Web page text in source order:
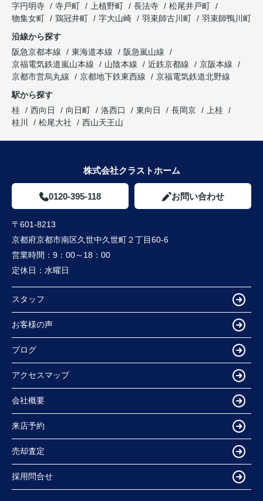
字円明寺
寺戸町 上植野町 長法寺
松尾井戸町
物集女町
鶏冠井町 字大山崎 羽束師古川町
羽束師鴨川町
沿線から探す
阪急京都本線
東海道本線
阪急嵐山線
京福電気鉄道嵐山本線
山陰本線 近鉄京都線
京阪本線
京都市営烏丸線
京都地下鉄東西線
京福電気鉄道北野線
駅から探す
桂
西向日 向日町 洛西口 東向日 長岡京
上桂
桂川
松尾大社 西山天王山
株式会社クラストホーム
0120-395-118 お問い合わせ
〒601-8213
京都府京都市南区久世中久世町２丁目60-6
営業時間： 9：00～18：00
定休日： 水曜日
スタッフ
お客様の声
ブログ
アクセスマップ
会社概要
来店予約
売却査定
採用問合せ